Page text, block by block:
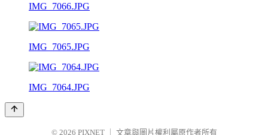
IMG_7066.JPG
IMG_7065.JPG
IMG_7064.JPG
© 2026 PIXNET 文章與圖片權利屬原作者所有